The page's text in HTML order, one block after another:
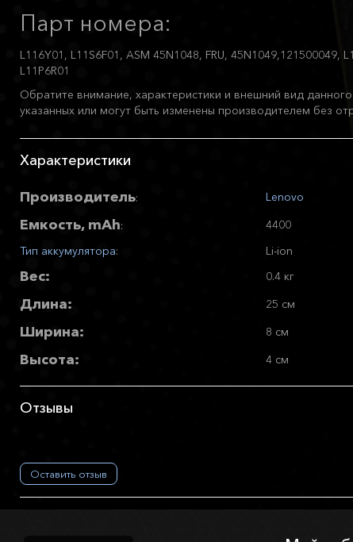
Парт номера:
L116Y01, L11S6F01, ASM 45N1048, FRU, 45N1049,121500049,
L11P6R01
Обратите внимание, характеристики и внешний вид
указанных или могут быть изменены производителем без
Характеристики
Производитель: Lenovo
Емкость, mAh:
4400
Тип аккумулятора: Li-ion
Вес: 0.4 кг
Длина: 25 см
Ширина: 8 см
Высота: 4 см
Отзывы
Оставить отзыв